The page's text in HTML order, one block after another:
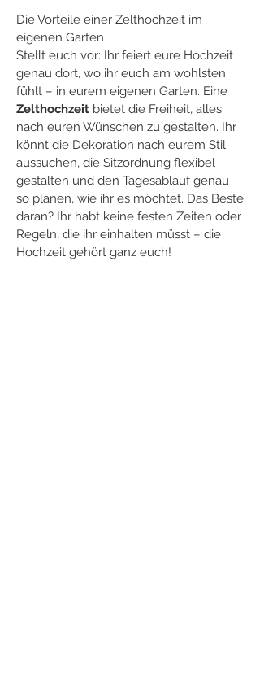
Die Vorteile einer Zelthochzeit im
eigenen Garten
Stellt euch vor: Ihr feiert eure Hochzeit
genau dort, wo ihr euch am wohlsten
fühlt – in eurem eigenen Garten. Eine
Zelthochzeit bietet die Freiheit, alles
nach euren Wünschen zu gestalten. Ihr
könnt die Dekoration nach eurem Stil
aussuchen, die Sitzordnung flexibel
gestalten und den Tagesablauf genau
so planen, wie ihr es möchtet. Das Beste
daran? Ihr habt keine festen Zeiten oder
Regeln, die ihr einhalten müsst – die
Hochzeit gehört ganz euch!